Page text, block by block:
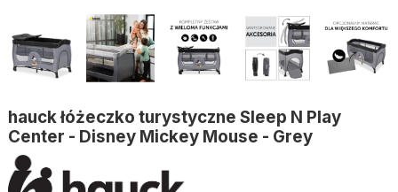
hauck łóżeczko turystyczne Sleep N Play
Center - Disney Mickey Mouse - Grey